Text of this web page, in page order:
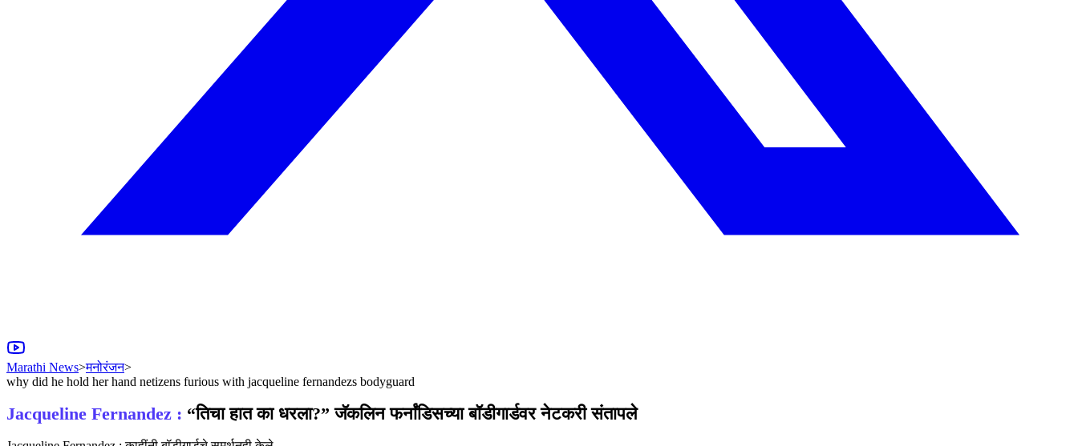
Marathi News>मनोरंजन>
why did he hold her hand netizens furious with jacqueline fernandezs bodyguard
Jacqueline Fernandez : “तिचा हात का धरला?” जॅकलिन फर्नांडिसच्या बॉडीगार्डवर नेटकरी संतापले